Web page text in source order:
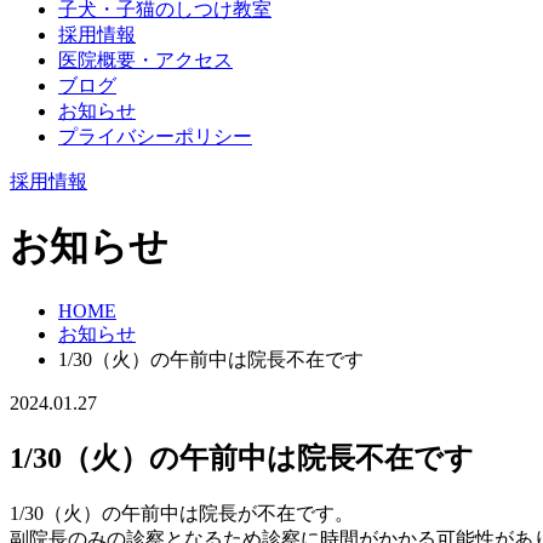
子犬・子猫のしつけ教室
採用情報
医院概要・アクセス
ブログ
お知らせ
プライバシーポリシー
採用情報
お知らせ
HOME
お知らせ
1/30（火）の午前中は院長不在です
2024.01.27
1/30（火）の午前中は院長不在です
1/30（火）の午前中は院長が不在です。
副院長のみの診察となるため診察に時間がかかる可能性があ